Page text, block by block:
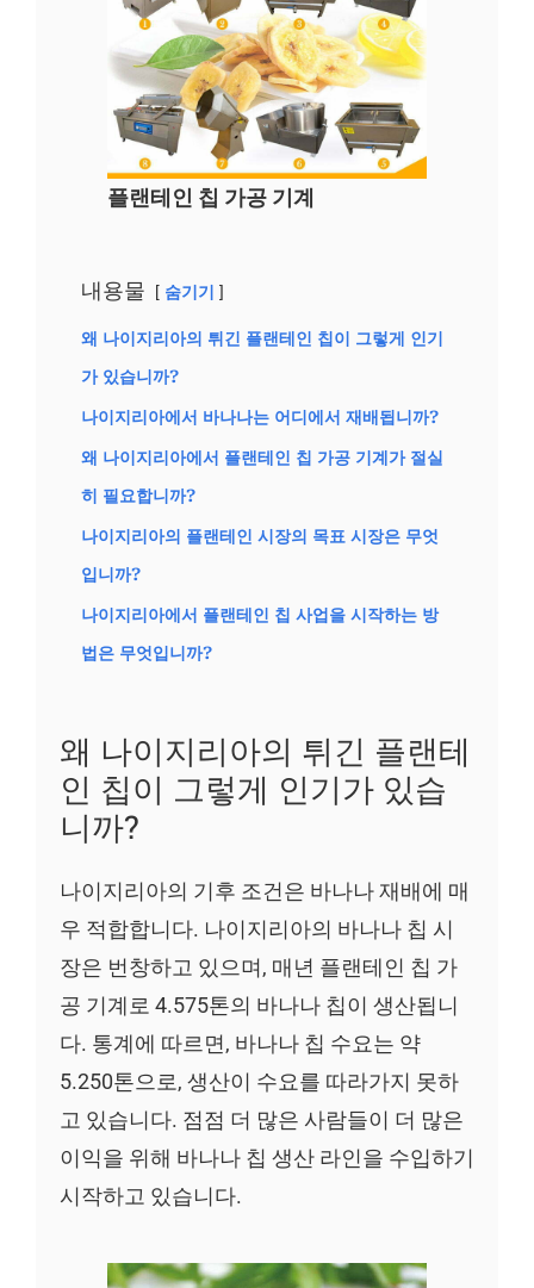
플랜테인 칩 가공 기계
내용물 숨기기
왜 나이지리아의 튀긴 플랜테인 칩이 그렇게 인기
가 있습니까?
나이지리아에서 바나나는 어디에서 재배됩니까?
왜 나이지리아에서 플랜테인 칩 가공 기계가 절실
히 필요합니까?
나이지리아의 플랜테인 시장의 목표 시장은 무엇
입니까?
나이지리아에서 플랜테인 칩 사업을 시작하는 방
법은 무엇입니까?
왜 나이지리아의 튀긴 플랜테
인 칩이 그렇게 인기가 있습
니까?
나이지리아의 기후 조건은 바나나 재배에 매
우 적합합니다. 나이지리아의 바나나 칩 시
장은 번창하고 있으며, 매년 플랜테인 칩 가
공 기계로 4.575톤의 바나나 칩이 생산됩니
다. 통계에 따르면, 바나나 칩 수요는 약
5.250톤으로, 생산이 수요를 따라가지 못하
고 있습니다. 점점 더 많은 사람들이 더 많은
이익을 위해 바나나 칩 생산 라인을 수입하기
시작하고 있습니다.